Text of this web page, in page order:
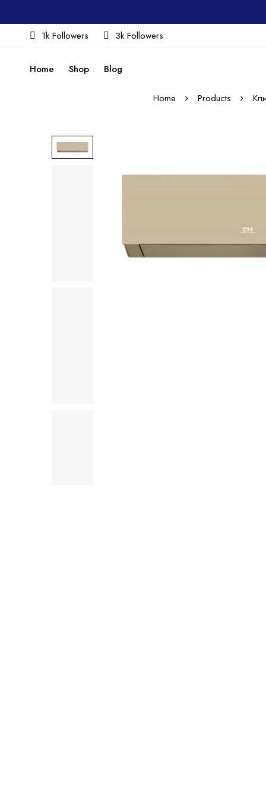
1k Followers 3k Followers
Home Shop Blog
Home Products